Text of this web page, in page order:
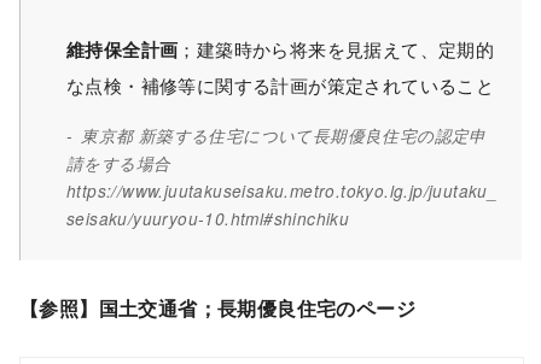
維持保全計画 ；建築時から将来を見据えて、定期的
な点検・補修等に関する計画が策定されていること
東京都 新築する住宅について長期優良住宅の認定申
請をする場合
https://www.juutakuseisaku.metro.tokyo.lg.jp/juutaku_
seisaku/yuuryou-10.html#shinchiku
【参照】国土交通省；長期優良住宅のページ